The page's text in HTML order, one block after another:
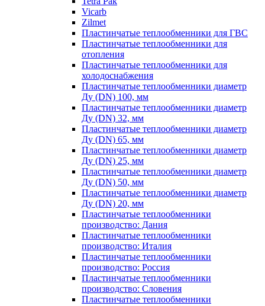
Vicarb
Zilmet
Пластинчатые теплообменники для ГВС
Пластинчатые теплообменники для
отопления
Пластинчатые теплообменники для
холодоснабжения
Пластинчатые теплообменники диаметр
Ду (DN) 100, мм
Пластинчатые теплообменники диаметр
Ду (DN) 32, мм
Пластинчатые теплообменники диаметр
Ду (DN) 65, мм
Пластинчатые теплообменники диаметр
Ду (DN) 25, мм
Пластинчатые теплообменники диаметр
Ду (DN) 50, мм
Пластинчатые теплообменники диаметр
Ду (DN) 20, мм
Пластинчатые теплообменники
производство: Дания
Пластинчатые теплообменники
производство: Италия
Пластинчатые теплообменники
производство: Россия
Пластинчатые теплообменники
производство: Словения
Пластинчатые теплообменники